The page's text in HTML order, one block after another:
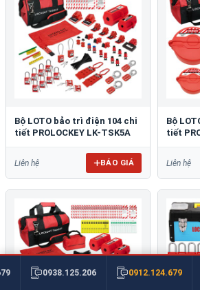
Bộ LOTO bảo trì điện 104 chi
tiết PROLOCKEY LK-TSK5A
Liên hệ BÁO GIÁ
Bộ
tiết
Liên hệ
0938.125.206 0912.124.679